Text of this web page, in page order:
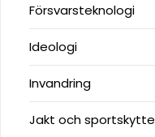
Försvarsteknologi
Ideologi
Invandring
Jakt och sportskytte